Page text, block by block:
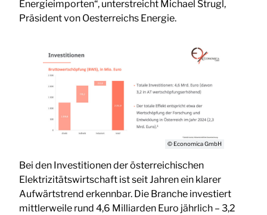
Energieimporten“, unterstreicht Michael Strugl,
Präsident von Oesterreichs Energie.
© Economica GmbH
Bei den Investitionen der österreichischen
Elektrizitätswirtschaft ist seit Jahren ein klarer
Aufwärtstrend erkennbar. Die Branche investiert
mittlerweile rund 4,6 Milliarden Euro jährlich – 3,2